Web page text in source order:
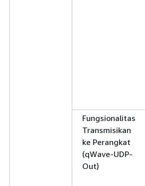
Fungsionalitas
Transmisikan
ke Perangkat
(qWave-UDP-
Out)